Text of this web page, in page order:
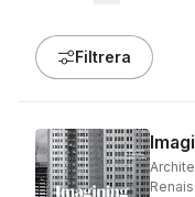
Filtrera